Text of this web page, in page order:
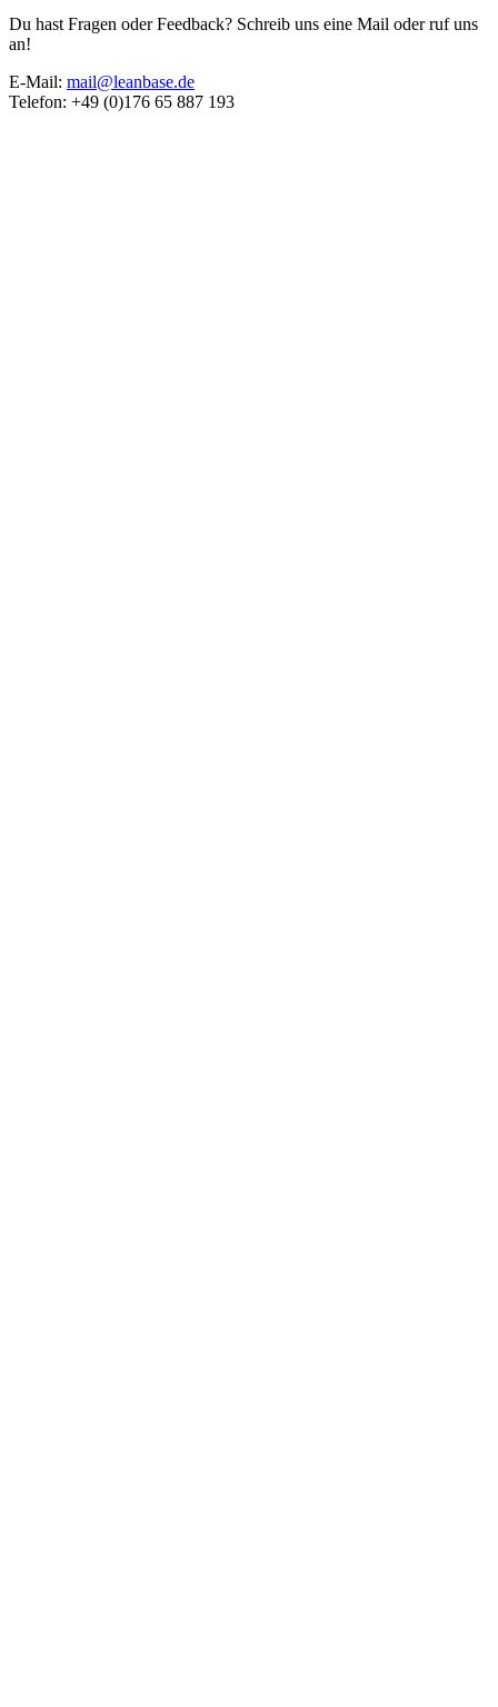
Du hast Fragen oder Feedback? Schreib uns eine Mail oder ruf uns
an!
E-Mail: mail@leanbase.de
Telefon: +49 (0)176 65 887 193